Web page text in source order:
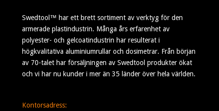
Swedtool™ har ett brett sortiment av verktyg för den
armerade plastindustrin. Många års erfarenhet av
polyester- och gelcoatindustrin har resulterat i
högkvalitativa aluminiumrullar och dosimetrar. Från början
av 70-talet har försäljningen av Swedtool produkter ökat
och vi har nu kunder i mer än 35 länder över hela världen.
Kontorsadress: